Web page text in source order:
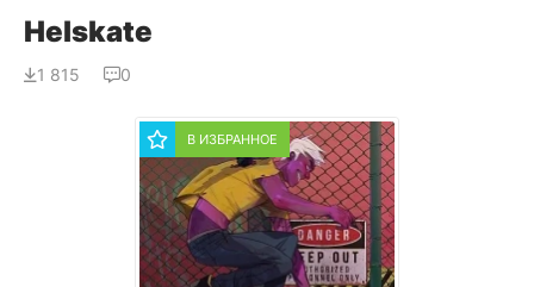
Helskate
1 815 0
В ИЗБРАННОЕ